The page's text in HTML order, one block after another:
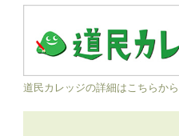
道民カレッジの詳細はこちらから